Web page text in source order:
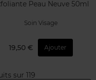
Peau Neuve 50ml
Soin Visage
19,50 € Ajouter
sur 119